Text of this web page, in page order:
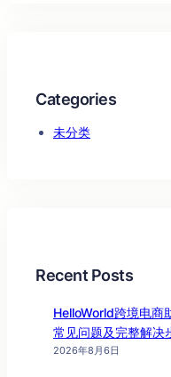
Categories
未分类
Recent Posts
HelloWorld跨境电商
常见问题及完整解决
2026年8月6日